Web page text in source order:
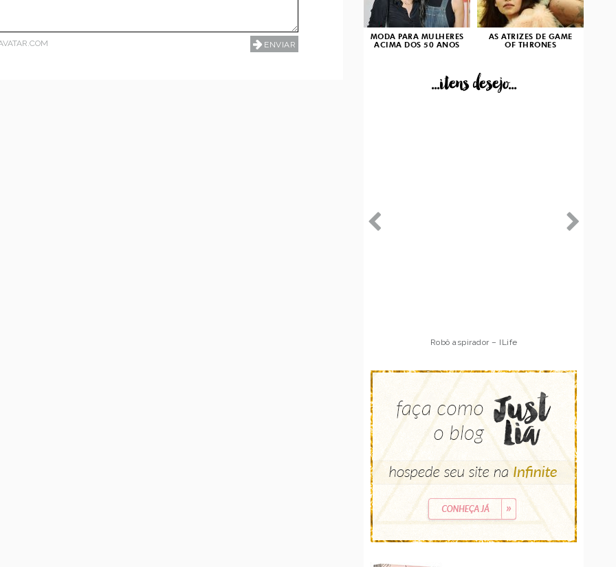
MODA PARA MULHERES
ACIMA DOS 50 ANOS
AS ATRIZES DE GAME
OF THRONES
...itens desejo...
Robô aspirador – ILife